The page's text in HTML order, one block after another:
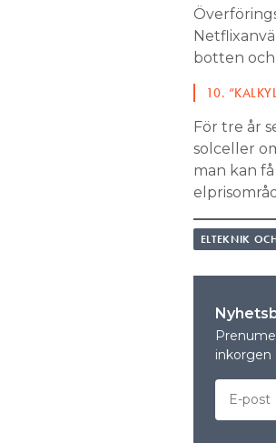
botten och
10.
För tre år
solceller
man kan
ELTEKNIK
inkorgen